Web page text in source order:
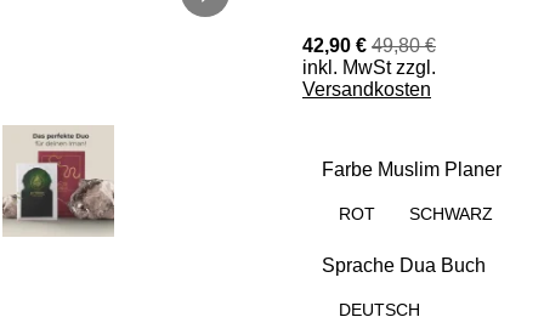
42,90 € 49,80 €
inkl. MwSt zzgl.
Versandkosten
Farbe Muslim Planer
ROT SCHWARZ
Sprache Dua Buch
DEUTSCH